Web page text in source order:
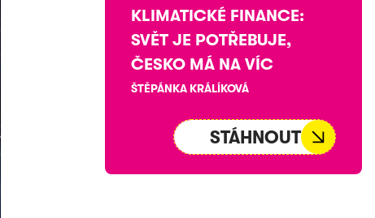
KLIMATICKÉ FINANCE:
SVĚT JE POTŘEBUJE,
ČESKO MÁ NA VÍC
ŠTĚPÁNKA KRÁLÍKOVÁ
STÁHNOUT